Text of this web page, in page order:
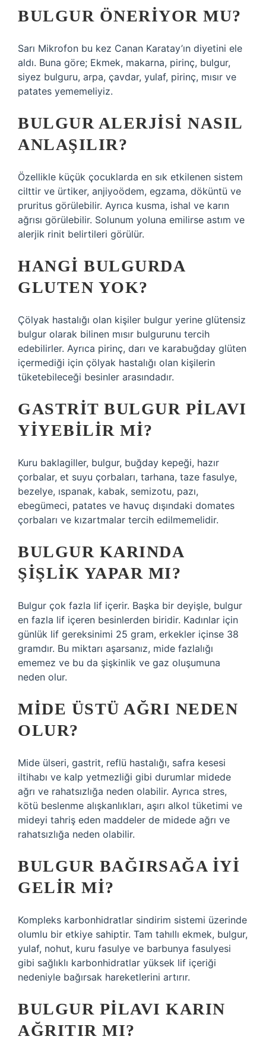
BULGUR ÖNERIYOR MU?
Sarı Mikrofon bu kez Canan Karatay’ın diyetini ele
aldı. Buna göre; Ekmek, makarna, pirinç, bulgur,
siyez bulguru, arpa, çavdar, yulaf, pirinç, mısır ve
patates yememeliyiz.
BULGUR ALERJISI NASIL
ANLAŞILIR?
Özellikle küçük çocuklarda en sık etkilenen sistem
cilttir ve ürtiker, anjiyoödem, egzama, döküntü ve
pruritus görülebilir. Ayrıca kusma, ishal ve karın
ağrısı görülebilir. Solunum yoluna emilirse astım ve
alerjik rinit belirtileri görülür.
HANGI BULGURDA
GLUTEN YOK?
Çölyak hastalığı olan kişiler bulgur yerine glütensiz
bulgur olarak bilinen mısır bulgurunu tercih
edebilirler. Ayrıca pirinç, darı ve karabuğday glüten
içermediği için çölyak hastalığı olan kişilerin
tüketebileceği besinler arasındadır.
GASTRIT BULGUR PILAVI
YIYEBILIR MI?
Kuru baklagiller, bulgur, buğday kepeği, hazır
çorbalar, et suyu çorbaları, tarhana, taze fasulye,
bezelye, ıspanak, kabak, semizotu, pazı,
ebegümeci, patates ve havuç dışındaki domates
çorbaları ve kızartmalar tercih edilmemelidir.
BULGUR KARINDA
ŞIŞLIK YAPAR MI?
Bulgur çok fazla lif içerir. Başka bir deyişle, bulgur
en fazla lif içeren besinlerden biridir. Kadınlar için
günlük lif gereksinimi 25 gram, erkekler içinse 38
gramdır. Bu miktarı aşarsanız, mide fazlalığı
ememez ve bu da şişkinlik ve gaz oluşumuna
neden olur.
MIDE ÜSTÜ AĞRI NEDEN
OLUR?
Mide ülseri, gastrit, reflü hastalığı, safra kesesi
iltihabı ve kalp yetmezliği gibi durumlar midede
ağrı ve rahatsızlığa neden olabilir. Ayrıca stres,
kötü beslenme alışkanlıkları, aşırı alkol tüketimi ve
mideyi tahriş eden maddeler de midede ağrı ve
rahatsızlığa neden olabilir.
BULGUR BAĞIRSAĞA IYI
GELIR MI?
Kompleks karbonhidratlar sindirim sistemi üzerinde
olumlu bir etkiye sahiptir. Tam tahıllı ekmek, bulgur,
yulaf, nohut, kuru fasulye ve barbunya fasulyesi
gibi sağlıklı karbonhidratlar yüksek lif içeriği
nedeniyle bağırsak hareketlerini artırır.
BULGUR PILAVI KARIN
AĞRITIR MI?